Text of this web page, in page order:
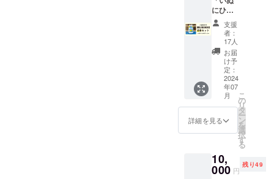
にひ
き」6本
セット
（GF
IPA 1st
Batch
330ml
）+オリ
ジナル
ステッ
カー&御
礼メー
ル
支援
者：
17人
お届
け予
定：
2024
年07
月
詳細を見る
こ
の
リ
タ
ー
ン
を
選
択
す
る
10,
000 円
残り49